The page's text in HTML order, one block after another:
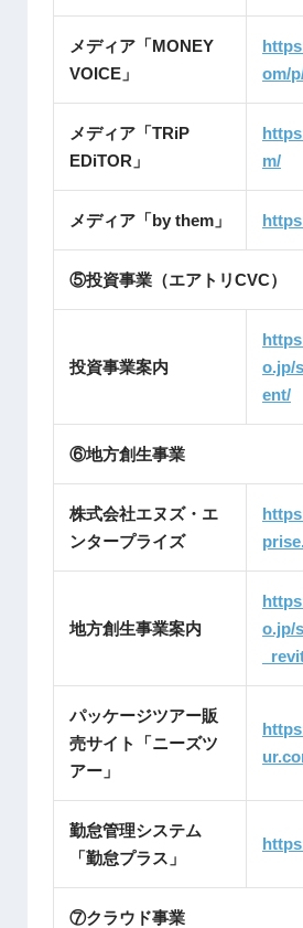
メディア「MONEY
VOICE」
om/
メディア「TRiP
EDiTOR」
m/
メディア「by them」
⑤投資事業（エアトリCVC）
投資事業案内
o.jp/
ent/
⑥地方創生事業
株式会社エヌズ・エ
ンタープライズ
地方創生事業案内
o.jp/
パッケージツアー販
売サイト「ニーズツ
アー」
勤怠管理システム
「勤怠プラス」
⑦クラウド事業